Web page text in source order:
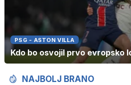
PSG - ASTON VILLA
Kdo bo osvojil prvo evropsko
NAJBOLJ BRANO